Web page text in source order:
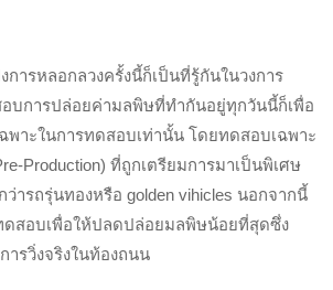
การหลอกลวงครั้งนี้ก็เป็นที่รู้กันในวงการ
บการปล่อยค่ามลพิษที่ทำกันอยู่ทุกวันนี้ก็เพื่อ
พาะในการทดสอบเท่านั้น โดยทดสอบเฉพาะ
Production) ที่ถูกเตรียมการมาเป็นพิเศษ
ว่ารถรุ่นทองหรือ golden vihicles นอกจากนี้
ดสอบเพื่อให้ปลดปล่อยมลพิษน้อยที่สุดซึ่ง
ารวิ่งจริงในท้องถนน